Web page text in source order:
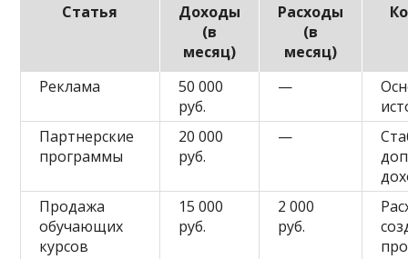
Статья
Доходы
(в
месяц)
Расходы
(в
месяц)
Реклама
50 000
руб.
—
Партнерские
программы
20 000
руб.
—
Продажа
обучающих
курсов
15 000
руб.
2 000
руб.